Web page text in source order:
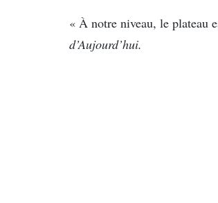
« À notre niveau, le plateau
d’Aujourd’hui.